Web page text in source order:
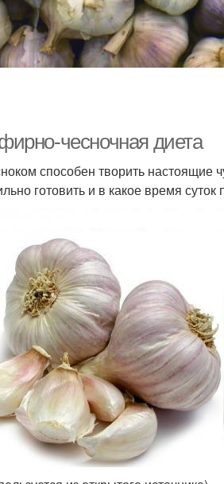
чесночная диета
способен творить
готовить и в какое время суток